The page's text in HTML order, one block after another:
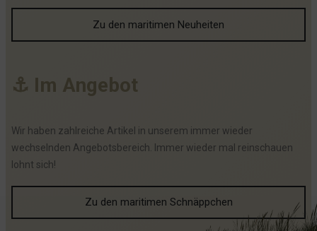
Zu den maritimen Neuheiten
⚓ Im Angebot
Wir haben zahlreiche Artikel in unserem immer wieder
wechselnden Angebotsbereich. Immer wieder mal reinschauen
lohnt sich!
Zu den maritimen Schnäppchen